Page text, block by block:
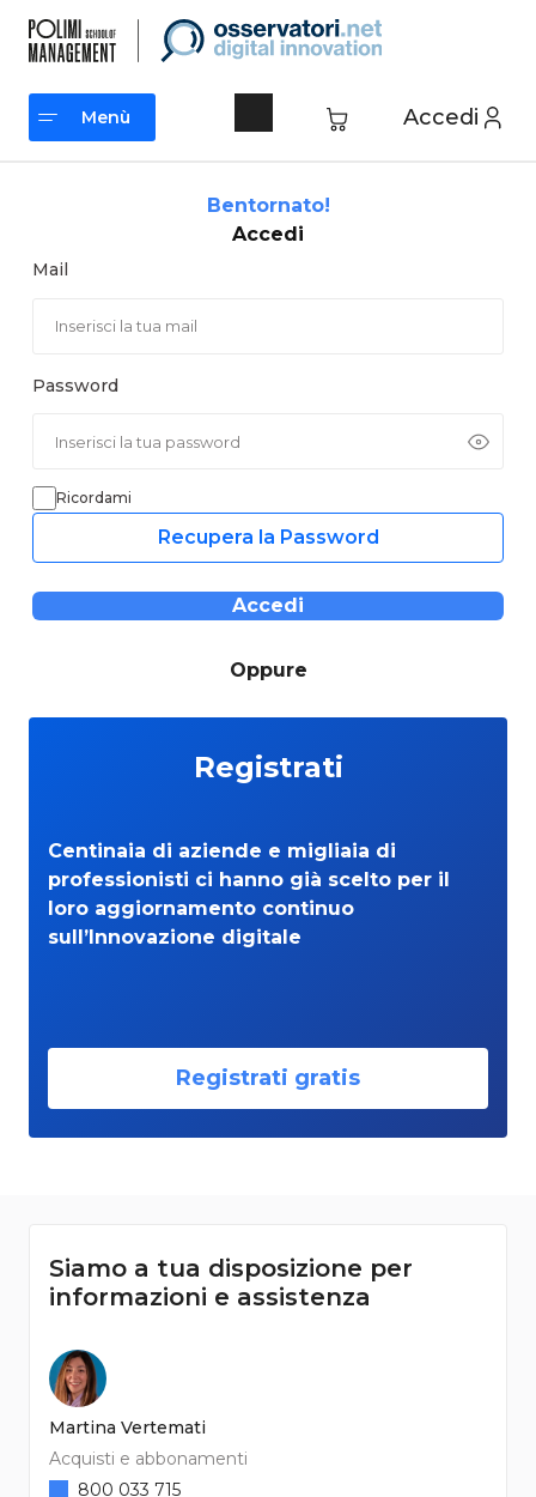
contenuto
Accedi
Menù
Bentornato!
Accedi
Mail
Password
Ricordami
Recupera la Password
Accedi
Oppure
Registrati
Centinaia di aziende e migliaia di
professionisti ci hanno già scelto per il
loro aggiornamento continuo
sull’Innovazione digitale
Registrati gratis
Siamo a tua disposizione per
informazioni e assistenza
Martina Vertemati
Acquisti e abbonamenti
800 033 715